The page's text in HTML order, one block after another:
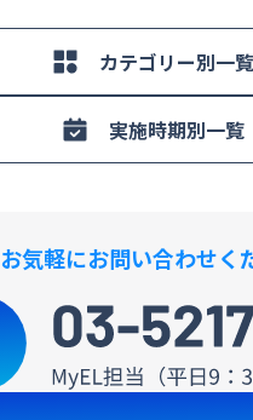
カテゴリー別一覧
実施時期別一覧
お気軽にお問い合わせく